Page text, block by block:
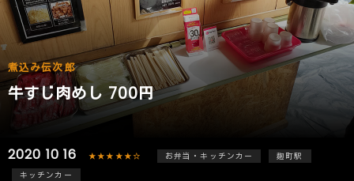
煮込み伝次郎
牛すじ肉めし 700円
2020 10 16 ★★★★★☆ お弁当・キッチンカー
麹町駅
キッチンカー